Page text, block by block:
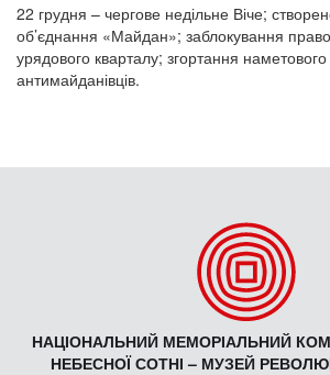
22 грудня – чергове недільне Віче;
об’єднання «Майдан»; заблокування
урядового кварталу; згортання наметового
антимайданівців.
НАЦІОНАЛЬНИЙ МЕМОРІАЛЬНИЙ
НЕБЕСНОЇ СОТНІ – МУЗЕЙ